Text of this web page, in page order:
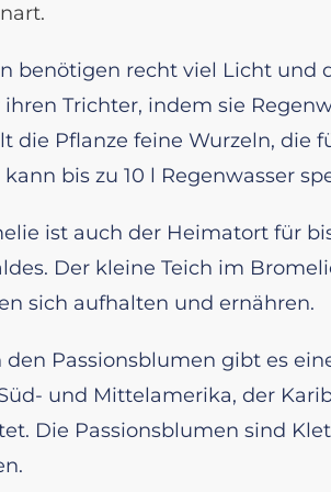
benötigen recht viel Licht und
Trichter, indem sie
die Pflanze feine Wurzeln, die
bis zu 10 l Regenwasser
ist auch der Heimatort für
Der kleine Teich im
sich aufhalten und ernähren.
den Passionsblumen gibt es
und Mittelamerika, der
Die Passionsblumen sind